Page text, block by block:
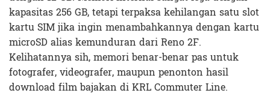
kapasitas 256 GB, tetapi terpaksa kehilangan satu slot
kartu SIM jika ingin menambahkannya dengan kartu
microSD alias kemunduran dari Reno 2F.
Kelihatannya sih, memori benar-benar pas untuk
fotografer, videografer, maupun penonton hasil
download film bajakan di KRL Commuter Line.